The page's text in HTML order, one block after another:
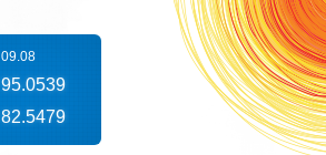
09.08
95.0539
82.5479